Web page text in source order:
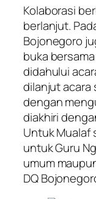
Kolaborasi
berlanjut.
Bojonegoro
buka
didahului
dilanjut acara
dengan
diakhiri
Untuk Mualaf
untuk Guru
umum
DQ